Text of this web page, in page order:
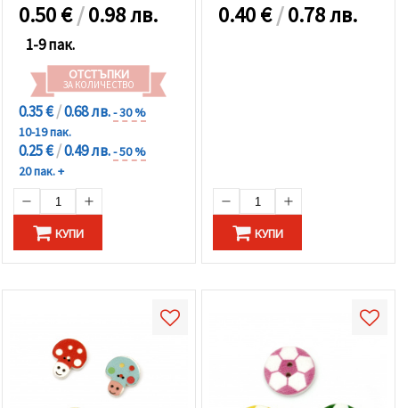
0.50€/0.98 лв.
1-9 пак.
ОТСТЪПКИ
ЗА КОЛИЧЕСТВО
0.35 €/0.68 лв.- 30 %
10-19 пак.
0.25 €/0.49 лв.- 50 %
20 пак. +
КУПИ
0.40€/0.78 лв.
КУПИ